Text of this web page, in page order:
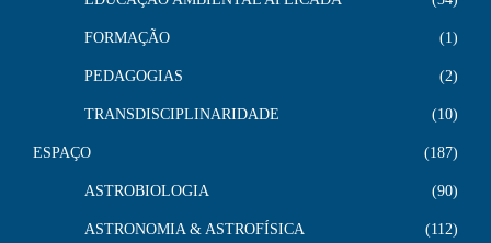
FORMAÇÃO 1
PEDAGOGIAS 2
TRANSDISCIPLINARIDADE 10
ESPAÇO 187
ASTROBIOLOGIA 90
ASTRONOMIA & ASTROFÍSICA 112